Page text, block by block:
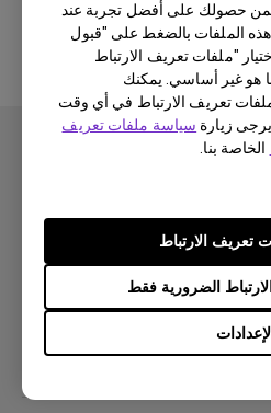
حصولك على أفضل تجربة عند
هذه الملفات بالضغط على "قبول
"ملفات تعريف الارتباط
هو غير أساسي. يمكنك
تعريف الارتباط في أي وقت
زيارة سياسة ملفات تعريف
الخاصة بنا.
الضرورية فقط
تعريف الارتباط
صلة